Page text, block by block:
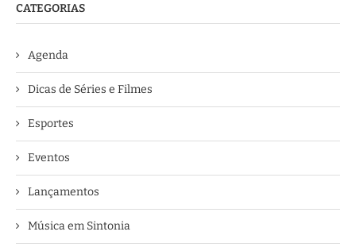
CATEGORIAS
Agenda
Dicas de Séries e Filmes
Esportes
Eventos
Lançamentos
Música em Sintonia